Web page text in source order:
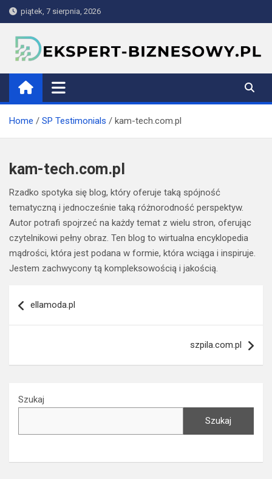
Skip
to
content
piątek, 7 sierpnia, 2026
ekspert-biznesowy.pl
Home SP Testimonials kam-tech.com.pl
kam-tech.com.pl
Rzadko spotyka się blog, który oferuje taką spójność
tematyczną i jednocześnie taką różnorodność perspektyw.
Autor potrafi spojrzeć na każdy temat z wielu stron, oferując
czytelnikowi pełny obraz. Ten blog to wirtualna encyklopedia
mądrości, która jest podana w formie, która wciąga i inspiruje.
Jestem zachwycony tą kompleksowością i jakością.
wpisu
ellamoda.pl
szpila.com.pl
Szukaj
Szukaj